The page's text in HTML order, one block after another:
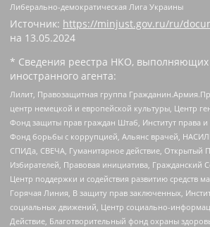
Либерально-демократическая Лига Украины
Источник: https://minjust.gov.ru/ru/
на 13.05.2024
* Сведения реестра НКО,
иностранного агента:
Лилит, Правозащитная группа
центр немецкой и европейской культуры, Центр
Фонд защиты прав граждан Штаб, Институт права и
Фонд борьбы с коррупцией, Альянс врачей,
СПИДа, СВЕЧА, Гуманитарное действие, Открытый
Избирателей, Правовая инициатива, Гражданский
Центр поддержки и содействия развитию средств
Горячая Линия, В защиту прав заключенных,
социальных движений, Центр социально-
Действие, Благотворительный фонд охраны